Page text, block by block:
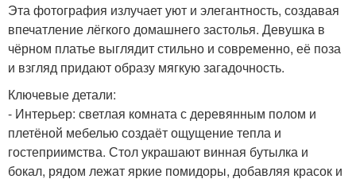
Эта фотография излучает уют и элегантность, создавая
впечатление лёгкого домашнего застолья. Девушка в
чёрном платье выглядит стильно и современно, её поза
и взгляд придают образу мягкую загадочность.
Ключевые детали:
- Интерьер: светлая комната с деревянным полом и
плетёной мебелью создаёт ощущение тепла и
гостеприимства. Стол украшают винная бутылка и
бокал, рядом лежат яркие помидоры, добавляя красок и